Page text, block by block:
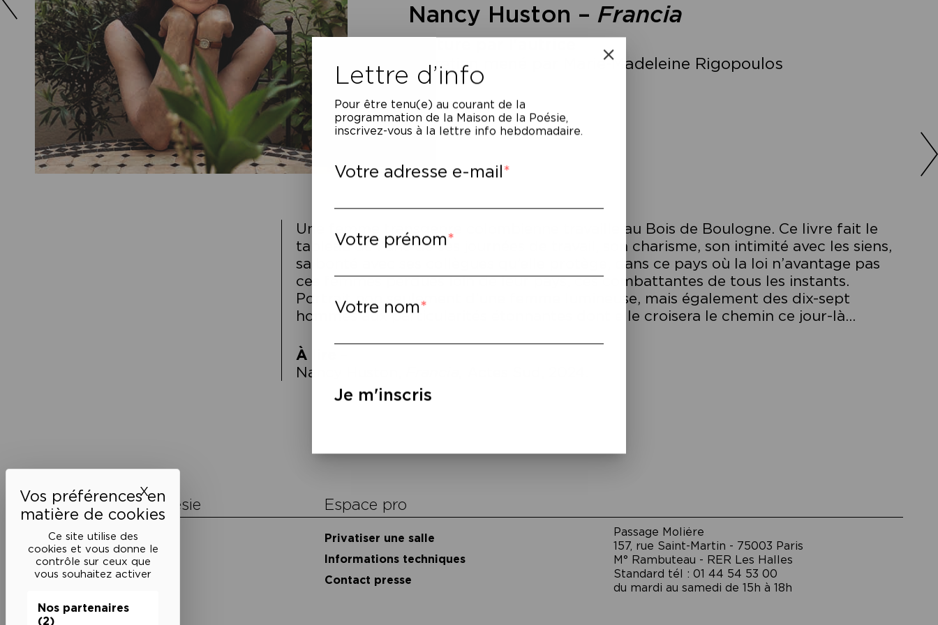
Ce site utilise des
cookies et vous donne le
contrôle sur ceux que
vous souhaitez activer
Nos partenaires
(2)
XMasquer le bandeau des cookies
Nancy Huston – Francia
Entretien mené par Marie-Madeleine Rigopoulos
Une femme transgenre colombienne travaille au Bois de Boulogne. Ce livre fait le
tableau de l’une de ses journées de travail, son charisme, son intimité avec les siens,
sa bonté avec ses collègues qu’elle protège, dans ce pays où la loi n’avantage pas
ces femmes perdues loin de leur pays, ces combattantes de tous les instants.
Portrait non seulement d’une femme lumineuse, mais également des dix-sept
hommes aux particularités étonnantes dont elle croisera le chemin ce jour-là…
À lire
Nancy Huston,
l’article
La Maison de la Poésie
Découvrir
En photos
Historique
Nos partenaires
Espace pro
Privatiser une salle
Informations techniques
Contact presse
Passage Moliėre
157, rue Saint-Martin - 75003 Paris
M° Rambuteau - RER Les Halles
Standard tél : 01 44 54 53 00
du mardi au samedi de 15h à 18h
Lettre d’info
Pour être tenu(e) au courant de la
programmation de la Maison de la Poésie,
inscrivez-vous à la lettre info hebdomadaire.
Votre adresse e-mail
Votre prénom
Votre nom
Je m'inscris